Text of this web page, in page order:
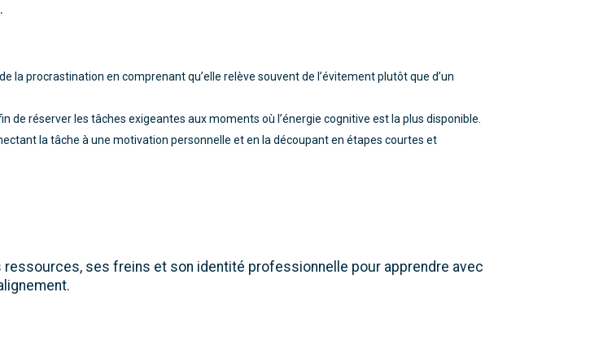
la procrastination en comprenant qu’elle relève souvent de l’évitement plutôt que d’un
de réserver les tâches exigeantes aux moments où l’énergie cognitive est la plus disponible.
la tâche à une motivation personnelle et en la découpant en étapes courtes et
ressources, ses freins et son identité professionnelle pour apprendre avec